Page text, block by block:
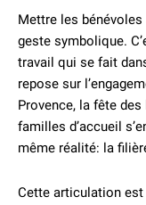
Mettre les bénévoles
geste symbolique.
travail qui se fait
repose sur
Provence, la fête
familles d’accueil
même réalité: la
Cette articulation est